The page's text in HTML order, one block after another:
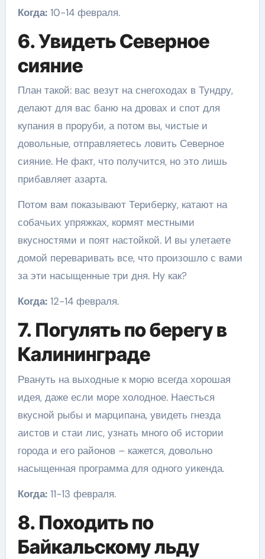
Когда:10-14 февраля.
6. Увидеть Северное
сияние
План такой: вас везут на снегоходах в Тундру,
делают для вас баню на дровах и спот для
купания в проруби, а потом вы, чистые и
довольные, отправляетесь ловить Северное
сияние. Не факт, что получится, но это лишь
прибавляет азарта.
Потом вам показывают Териберку, катают на
собачьих упряжках, кормят местными
вкусностями и поят настойкой. И вы улетаете
домой переваривать все, что произошло с вами
за эти насыщенные три дня. Ну как?
Когда:12-14 февраля.
7. Погулять по берегу в
Калининграде
Рвануть на выходные к морю всегда хорошая
идея, даже если море холодное. Наесться
вкусной рыбы и марципана, увидеть гнезда
аистов и стаи лис, узнать много об истории
города и его районов – кажется, довольно
насыщенная программа для одного уикенда.
Когда:11-13 февраля.
8. Походить по
Байкальскому льду